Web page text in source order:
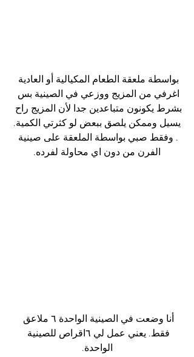
بواسطة ملعقة الطعام المكيالية أو العادية
اغرفي من المزيج ووزعي في الصينية بس
بشرط يكونون متباعدين جدا لأن المزيج راح
يسيل وممكن يلصق ببعض لو كثرتي الكمية.
. وفقط صبي بواسطة الملعقة على صينية
الفرن من دون اي محاولة لفرده.
أنا وضعت في الصينية الواحدة ٦ ملاعق
فقط. يعني عمل لي ٦اقراص للصينية
الواحدة.